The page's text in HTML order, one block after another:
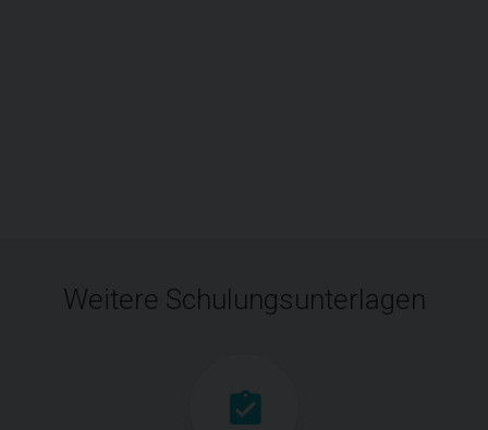
Weitere Schulungsunterlagen